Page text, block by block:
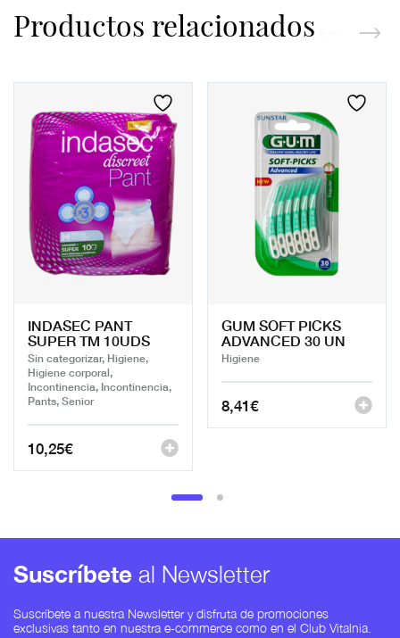
Productos relacionados
INDASEC PANT
SUPER TM 10UDS
Sin categorizar, Higiene,
Higiene corporal,
Incontinencia, Incontinencia,
Pants, Senior
10,25€
GUM SOFT PICKS
ADVANCED 30 UN
Higiene
8,41€
Suscríbete al Newsletter
Suscríbete a nuestra Newsletter y disfruta de promociones
exclusivas tanto en nuestra e-commerce como en el Club Vitalnia.